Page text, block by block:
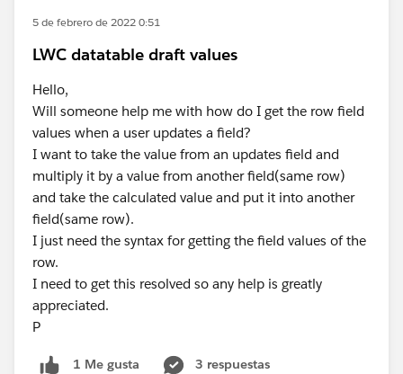
5 de febrero de 2022 0:51
LWC datatable draft values
Hello,
Will someone help me with how do I get the row field
values when a user updates a field?
I want to take the value from an updates field and
multiply it by a value from another field(same row)
and take the calculated value and put it into another
field(same row).
I just need the syntax for getting the field values of the
row.
I need to get this resolved so any help is greatly
appreciated.
P
1 Me gusta
3 respuestas